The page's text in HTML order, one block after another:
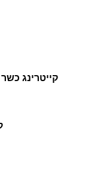
קייטרינג